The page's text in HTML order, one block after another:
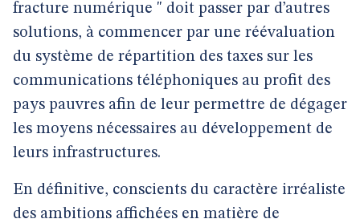
fracture numérique " doit passer par d’autres
solutions, à commencer par une réévaluation
du système de répartition des taxes sur les
communications téléphoniques au profit des
pays pauvres afin de leur permettre de dégager
les moyens nécessaires au développement de
leurs infrastructures.
En définitive, conscients du caractère irréaliste
des ambitions affichées en matière de